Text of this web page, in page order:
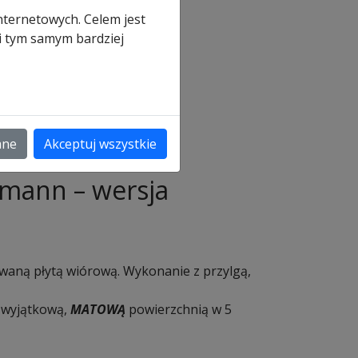
– wersja
płytą wiórową. Wykonanie z przylgą,
MATOWĄ powierzchnią w 5
Celem jest
samym bardziej
Akceptuj wszystkie